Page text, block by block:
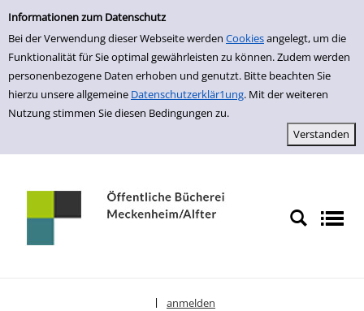
Einfache Suche
Informationen zum Datenschutz
Bei der Verwendung dieser Webseite werden Cookiesangelegt, um die
Funktionalität für Sie optimal gewährleisten zu können. Zudem werden
personenbezogene Daten erhoben und genutzt. Bitte beachten Sie
hierzu unsere allgemeine Datenschutzerklär1ung. Mit der weiteren
Nutzung stimmen Sie diesen Bedingungen zu.
zur Navigation springen
zum Inhalt springen
Zu den Suchfiltern springen
Zur Trefferliste springen
anmelden